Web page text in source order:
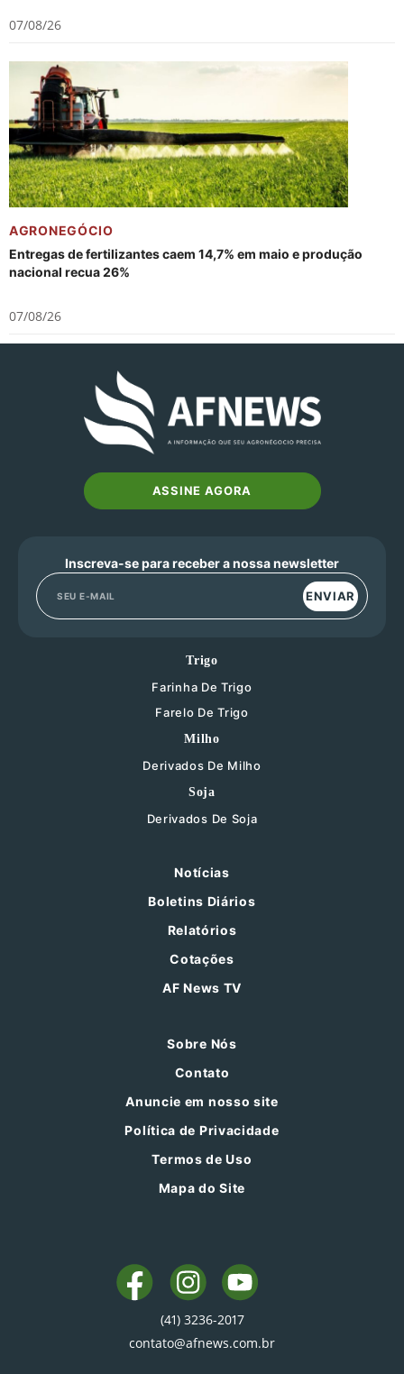
07/08/26
AGRONEGÓCIO
Entregas de fertilizantes caem 14,7% em maio e produção
nacional recua 26%
07/08/26
ASSINE AGORA
Inscreva-se para receber a nossa newsletter
ENVIAR
Trigo
Farinha De Trigo
Farelo De Trigo
Milho
Derivados De Milho
Soja
Derivados De Soja
Notícias
Boletins Diários
Relatórios
Cotações
AF News TV
Sobre Nós
Contato
Anuncie em nosso site
Política de Privacidade
Termos de Uso
Mapa do Site
(41) 3236-2017
contato@afnews.com.br